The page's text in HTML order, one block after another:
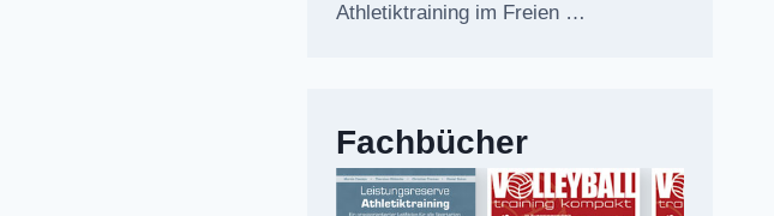
Athletiktraining im Freien …
Fachbücher